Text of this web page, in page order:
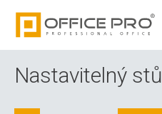
Nastavitelný